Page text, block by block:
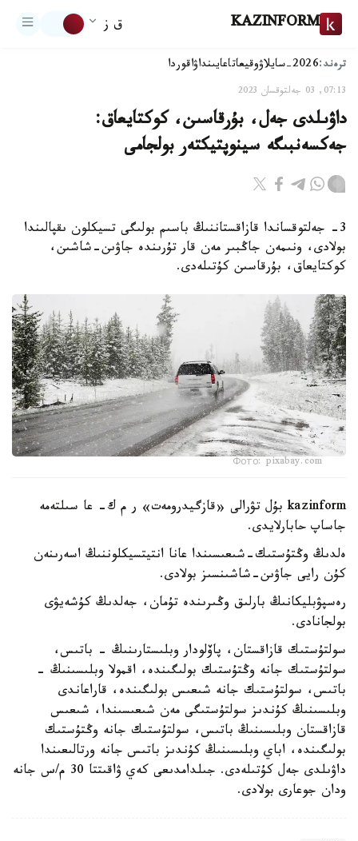
KAZINFORM ق ز
ترەند:2026-سايلاۋ وقيعاتاعايىنداۋاقوردا
07:13, 03 جەلتوقسان 2023
داۋىلدى جەل، بۇرقاسىن، كوكتايعاق:
جەكسەنبىگە سينوپتيكتەر بولجامى
3- جەلتوقساندا قازاقستاننىڭ باسىم بولىگى تسيكلون ىقپالىندا
بولادى، ونىمەن جاڭبىر مەن قار تۇرىندە جاۋىن-شاشىن،
كوكتايعاق، بۇرقاسىن كۇتىلەدى.
Фото: pixabay.com
kazinform بۇل تۋرالى «قازگيدرومەت» ر م ك- عا سىلتەمە
جاساپ حابارلايدى.
ەلدىڭ وڭتۇستىك-شىعىسىندا عانا انتيتسيكلوننىڭ اسەرىنەن
كۇن رايى جاۋىن-شاشىنسىز بولادى.
رەسپۋبليكانىڭ بارلىق وڭىرىندە تۇمان، جەلدىڭ كۇشەيۋى
بولجانادى.
سولتۇستىك قازاقستان، پاۆلودار وبلىستارىنىڭ - باتىس،
سولتۇستىك جانە وڭتۇستىك بولىگىندە، اقمولا وبلىسىنىڭ -
باتىس، سولتۇستىك جانە شىعىس بولىگىندە، قاراعاندى
وبلىسىنىڭ كۇندىز سولتۇستىگى مەن شىعىسىندا، شىعىس
قازاقستان وبلىسىنىڭ باتىس، سولتۇستىك جانە وڭتۇستىك
بولىگىندە، اباي وبلىسىنىڭ كۇندىز باتىس جانە ورتالىعىندا
داۋىلدى جەل كۇتىلەدى. جىلدامدىعى كەي ۋاقىتتا 30 م/س جانە
ودان جوعارى بولادى.